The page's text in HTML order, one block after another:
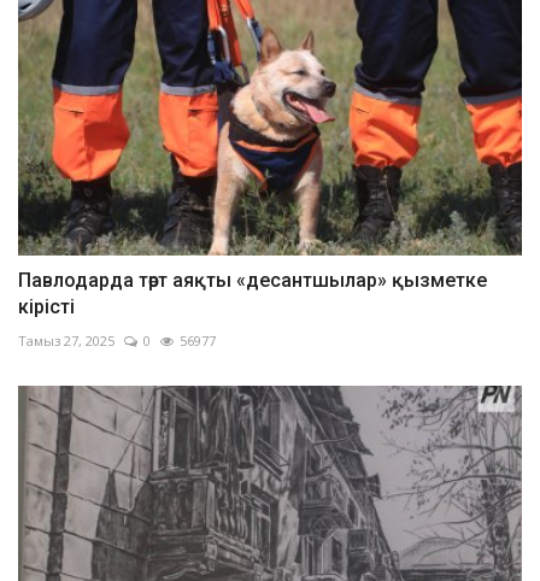
Павлодарда төрт аяқты «десантшылар» қызметке
кірісті
Тамыз 27, 2025 0 56977